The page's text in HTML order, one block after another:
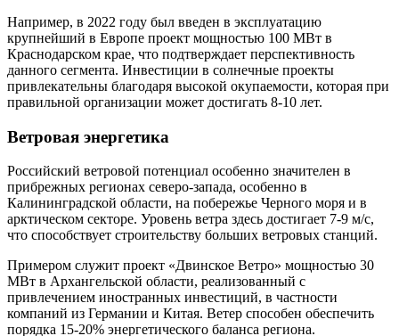
Например, в 2022 году был введен в эксплуатацию
крупнейший в Европе проект мощностью 100 МВт в
Краснодарском крае, что подтверждает перспективность
данного сегмента. Инвестиции в солнечные проекты
привлекательны благодаря высокой окупаемости, которая при
правильной организации может достигать 8-10 лет.
Ветровая энергетика
Российский ветровой потенциал особенно значителен в
прибрежных регионах северо-запада, особенно в
Калининградской области, на побережье Черного моря и в
арктическом секторе. Уровень ветра здесь достигает 7-9 м/с,
что способствует строительству больших ветровых станций.
Примером служит проект «Двинское Ветро» мощностью 30
МВт в Архангельской области, реализованный с
привлечением иностранных инвестиций, в частности
компаний из Германии и Китая. Ветер способен обеспечить
порядка 15-20% энергетического баланса региона.